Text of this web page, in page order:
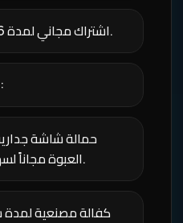
Screen IPTV: اشتراك مجاني لمدة 6 أشهر.
????️ الهدايا والضمان:
حمالة شاشة
العبوة مجاناً لسهولة التركيب والتعليق.
كفالة مصنعية